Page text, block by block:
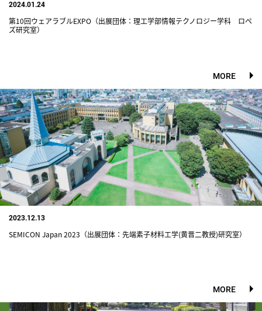
2024.01.24
第10回ウェアラブルEXPO（出展団体：理工学部情報テクノロジー学科 ロペ
ズ研究室）
MORE
2023.12.13
SEMICON Japan 2023（出展団体：先端素子材料工学(黄晋二教授)研究室）
MORE